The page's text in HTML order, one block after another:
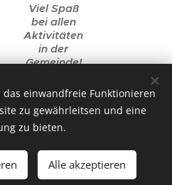
Viel Spaß
bei allen
Aktivitäten
in der
Gemeinde!
AGB Hausordnung
BUCHEN
einwandfreie Funktionieren
zu gewährleitsen und eine
zu bieten.
Alle akzeptieren